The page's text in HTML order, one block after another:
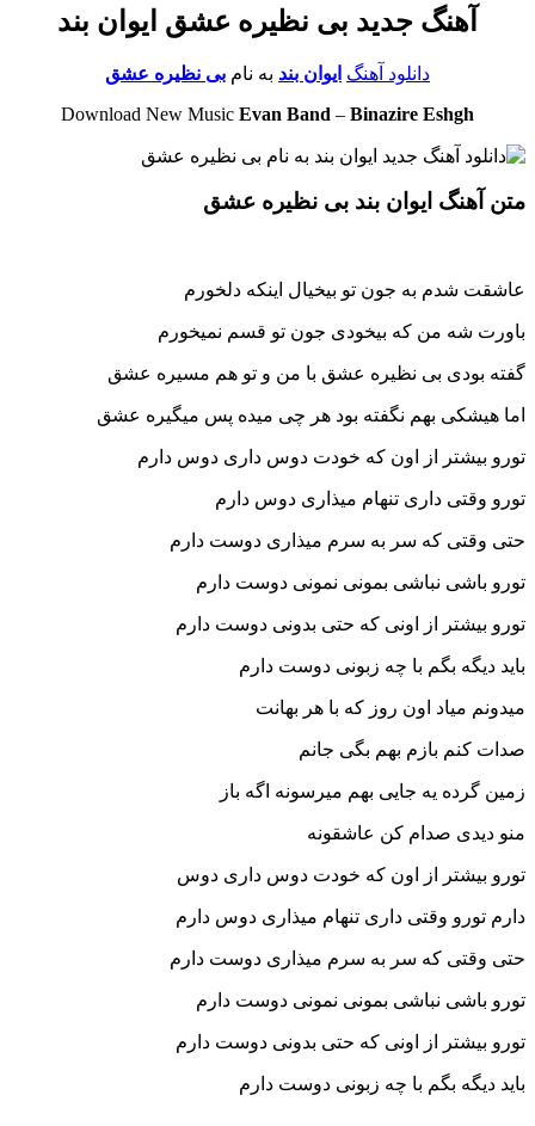
آهنگ جدید بی نظیره عشق ایوان بند
دانلود آهنگ ایوان بند به نام بی نظیره عشق
Download New Music Evan Band – Binazire Eshgh
متن آهنگ ایوان بند بی نظیره عشق
عاشقت شدم به جون تو بیخیال اینکه دلخورم
باورت شه من که بیخودی جون تو قسم نمیخورم
گفته بودی بی نظیره عشق با من و تو هم مسیره عشق
اما هیشکی بهم نگفته بود هر چی میده پس میگیره عشق
تورو بیشتر از اون که خودت دوس داری دوس دارم
تورو وقتی داری تنهام میذاری دوس دارم
حتی وقتی که سر به سرم میذاری دوست دارم
تورو باشی نباشی بمونی نمونی دوست دارم
تورو بیشتر از اونی که حتی بدونی دوست دارم
باید دیگه بگم با چه زبونی دوست دارم
میدونم میاد اون روز که با هر بهانت
صدات کنم بازم بهم بگی جانم
زمین گرده یه جایی بهم میرسونه اگه باز
منو دیدی صدام کن عاشقونه
تورو بیشتر از اون که خودت دوس داری دوس
دارم تورو وقتی داری تنهام میذاری دوس دارم
حتی وقتی که سر به سرم میذاری دوست دارم
تورو باشی نباشی بمونی نمونی دوست دارم
تورو بیشتر از اونی که حتی بدونی دوست دارم
باید دیگه بگم با چه زبونی دوست دارم